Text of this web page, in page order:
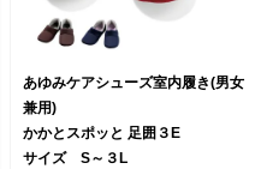
あゆみケアシューズ室内履き(男女
兼用)
かかとスポッと 足囲３E
サイズ S～３L